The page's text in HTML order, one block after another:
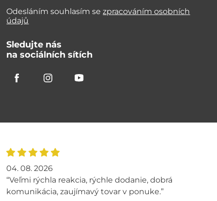
Odesláním souhlasím sezpracováním osobních
údajů
Sledujte nás
na sociálních sítích
04. 08. 2026
“Veľmi rýchla reakcia, rýchle dodanie, dobrá
komunikácia, zaujímavý tovar v ponuke.”